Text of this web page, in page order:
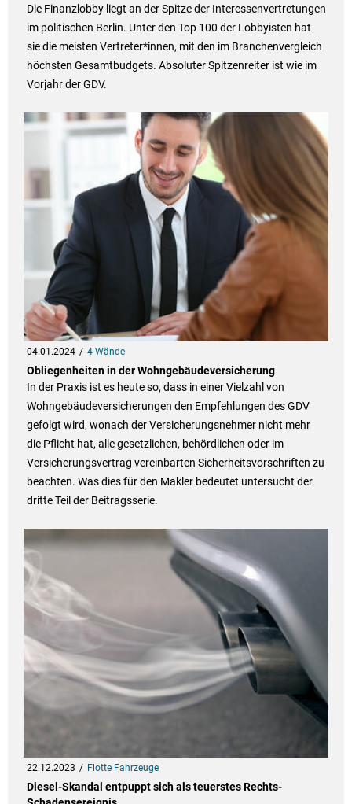
Die Finanzlobby liegt an der Spitze der Interessenvertretungen
im politischen Berlin. Unter den Top 100 der Lobbyisten hat
sie die meisten Vertreter*innen, mit den im Branchenvergleich
höchsten Gesamtbudgets. Absoluter Spitzenreiter ist wie im
Vorjahr der GDV.
04.01.2024 4 Wände
Obliegenheiten in der Wohngebäudeversicherung
In der Praxis ist es heute so, dass in einer Vielzahl von
Wohngebäudeversicherungen den Empfehlungen des GDV
gefolgt wird, wonach der Versicherungsnehmer nicht mehr
die Pflicht hat, alle gesetzlichen, behördlichen oder im
Versicherungsvertrag vereinbarten Sicherheitsvorschriften zu
beachten. Was dies für den Makler bedeutet untersucht der
dritte Teil der Beitragsserie.
22.12.2023 Flotte Fahrzeuge
Diesel-Skandal entpuppt sich als teuerstes Rechts-